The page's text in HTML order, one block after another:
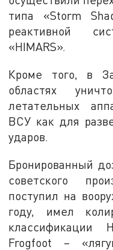
типа «Storm
реактивной
«HIMARS».
Кроме того, в
областях
летательных
ВСУ как для
ударов.
Бронированный
советского
поступил на
году, имел
классификации
Frogfoot –